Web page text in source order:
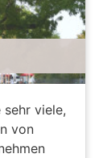
viele,
von